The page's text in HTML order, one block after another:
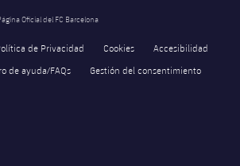
Oficial del FC Barcelona
de Privacidad Cookies
Accesibilidad
de ayuda/FAQs
Gestión del consentimiento